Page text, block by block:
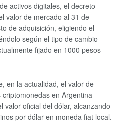
activos digitales, el decreto
valor de mercado al 31 de
de adquisición, eligiendo el
según el tipo de cambio
fijado en 1000 pesos
en la actualidad, el valor de
en Argentina
valor oficial del dólar, alcanzando
por dólar en moneda fiat local.